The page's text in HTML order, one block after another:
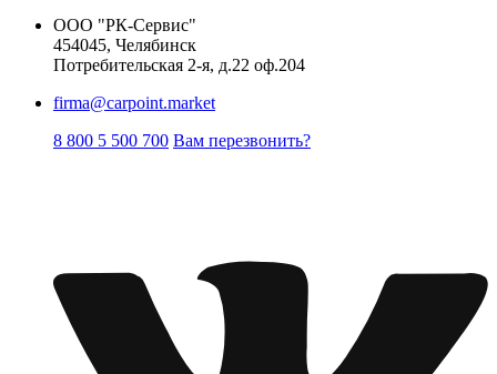
ООО "РК-Сервис"
454045, Челябинск
Потребительская 2-я, д.22 оф.204
firma@carpoint.market
8 800 5 500 700 Вам перезвонить?